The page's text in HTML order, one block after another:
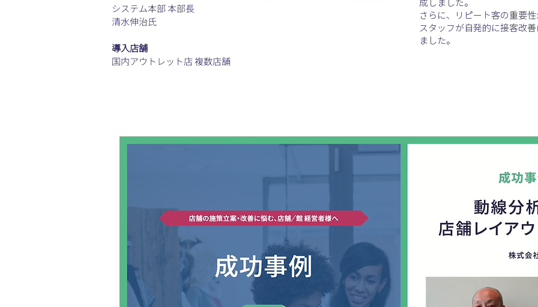
システム本部 本部長
清水伸治氏
導入店舗
国内アウトレット店 複数店舗
成しました。
さらに、リピート客の重要
スタッフが自発的に接客改
ました。